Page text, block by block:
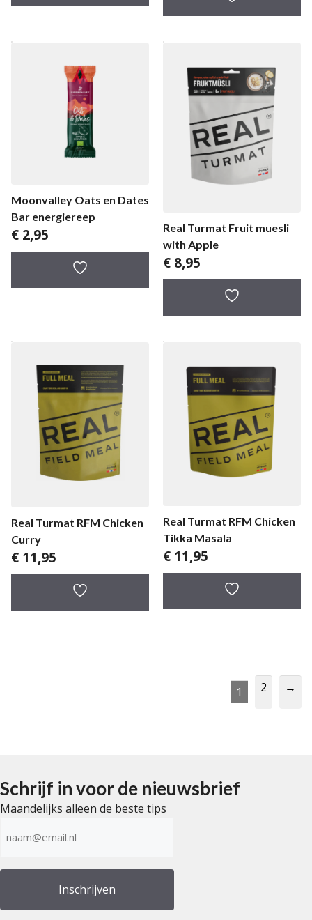
Moonvalley Oats en Dates
Bar energiereep
€ 2,95
Real Turmat Fruit muesli
with Apple
€ 8,95
Real Turmat RFM Chicken
Curry
€ 11,95
Real Turmat RFM Chicken
Tikka Masala
€ 11,95
1 2 →
Schrijf in voor de nieuwsbrief
Maandelijks alleen de beste tips
mailadres